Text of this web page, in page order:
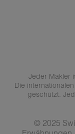
Jeder Makler
Die
geschützt.
© 2025